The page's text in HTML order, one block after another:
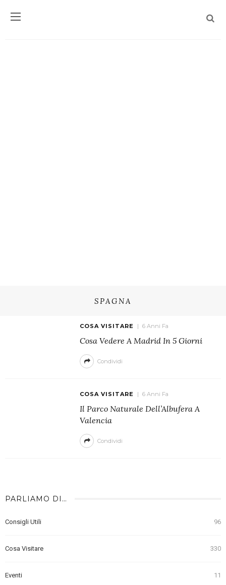
SPAGNA
COSA VISITARE 6 Anni Fa
Cosa Vedere A Madrid In 5 Giorni
Condividi
COSA VISITARE 6 Anni Fa
Il Parco Naturale Dell’Albufera A
Valencia
Condividi
PARLIAMO DI…
Consigli Utili 96
Cosa Visitare 330
Eventi 11